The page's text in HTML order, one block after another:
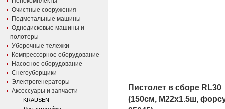
Очистные сооружения
Подметальные машины
Однодисковые машины и
полотеры
Уборочные тележки
Компрессорное оборудование
Насосное оборудование
Снегоуборщики
Электрогенераторы
Аксессуары и запчасти
KRAUSEN
Пистолет в сборе RL30
(150см, М22х1.5ш,